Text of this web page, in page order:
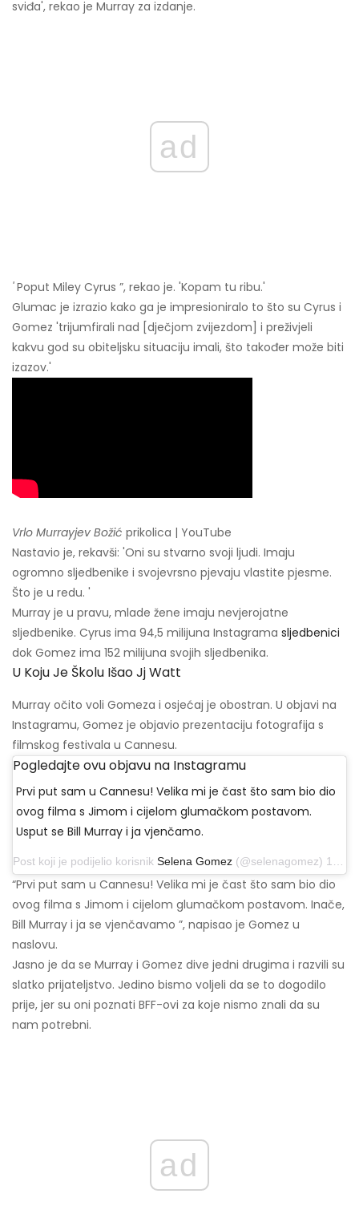
sviđa', rekao je Murray za izdanje.
ad
'Poput Miley Cyrus ”, rekao je. 'Kopam tu ribu.'
Glumac je izrazio kako ga je impresioniralo to što su Cyrus i
Gomez 'trijumfirali nad [dječjom zvijezdom] i preživjeli
kakvu god su obiteljsku situaciju imali, što također može biti
izazov.'
Vrlo Murrayjev Božić prikolica | YouTube
Nastavio je, rekavši: 'Oni su stvarno svoji ljudi. Imaju
ogromno sljedbenike i svojevrsno pjevaju vlastite pjesme.
Što je u redu. '
Murray je u pravu, mlade žene imaju nevjerojatne
sljedbenike. Cyrus ima 94,5 milijuna Instagrama sljedbenici
dok Gomez ima 152 milijuna svojih sljedbenika.
U Koju Je Školu Išao Jj Watt
Murray očito voli Gomeza i osjećaj je obostran. U objavi na
Instagramu, Gomez je objavio prezentaciju fotografija s
filmskog festivala u Cannesu.
Pogledajte ovu objavu na Instagramu
Prvi put sam u Cannesu! Velika mi je čast što sam bio dio
ovog filma s Jimom i cijelom glumačkom postavom.
Usput se Bill Murray i ja vjenčamo.
Post koji je podijelio korisnik Selena Gomez (@selenagomez) 16. svibnja 2019. u 9:21 PDT
“Prvi put sam u Cannesu! Velika mi je čast što sam bio dio
ovog filma s Jimom i cijelom glumačkom postavom. Inače,
Bill Murray i ja se vjenčavamo ”, napisao je Gomez u
naslovu.
Jasno je da se Murray i Gomez dive jedni drugima i razvili su
slatko prijateljstvo. Jedino bismo voljeli da se to dogodilo
prije, jer su oni poznati BFF-ovi za koje nismo znali da su
nam potrebni.
ad